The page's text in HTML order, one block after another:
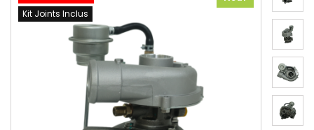
Kit Joints Inclus